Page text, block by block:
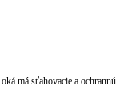
má sťahovacie a ochrannú